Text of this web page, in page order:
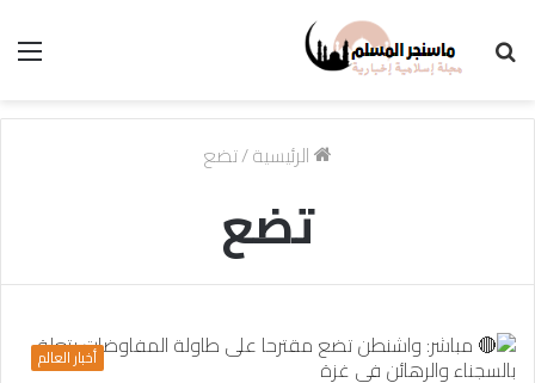
الرئيسية/تضع
تضع
أخبار العالم